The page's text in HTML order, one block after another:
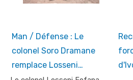
Man / Défense : Le
colonel Soro Dramane
remplace Losseni…